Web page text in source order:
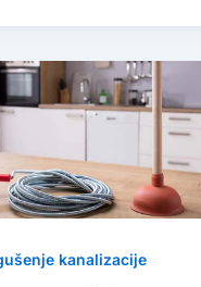
kanalizacije